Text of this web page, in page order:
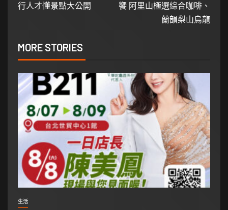
行人才懂景點大公開
饗 阿里山極選綜合咖啡、
蘭韻梨山烏龍
MORE STORIES
生活